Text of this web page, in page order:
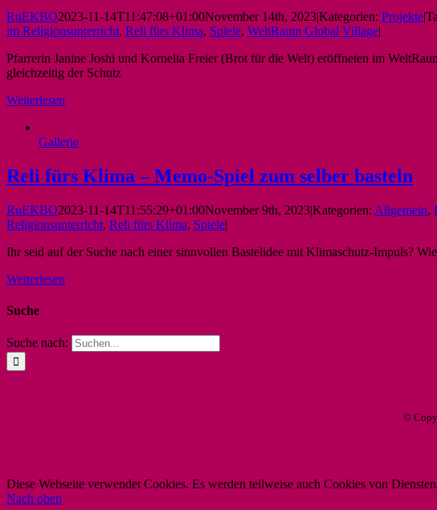
RuEKBO2023-11-14T11:47:08+01:00November 14th, 2023|Kategorien: Projekte|
im Religionsunterricht, Reli fürs Klima, Spiele, WeltRaum Global Village|
Pfarrerin Janine Joshi und Kornelia Freier (Brot für die Welt) eröffneten im
gleichzeitig der Schutz
Weiterlesen
Gallerie
Reli fürs Klima – Memo-Spiel zum selber basteln
RuEKBO2023-11-14T11:55:29+01:00November 9th, 2023|Kategorien: Allgemein,
Religionsunterricht, Reli fürs Klima, Spiele|
Ihr seid auf der Suche nach einer sinnvollen Bastelidee mit Klimaschutz-Impuls?
Weiterlesen
Suche
Suche nach:
©
Diese Webseite verwendet Cookies. Es werden teilweise auch Cookies von
Nach oben